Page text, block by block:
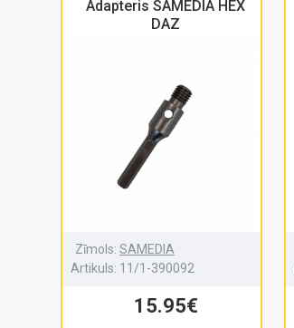
Adapteris SAMEDIA HEX
DAZ
Zīmols: SAMEDIA
Artikuls: 11/1-390092
15.95€